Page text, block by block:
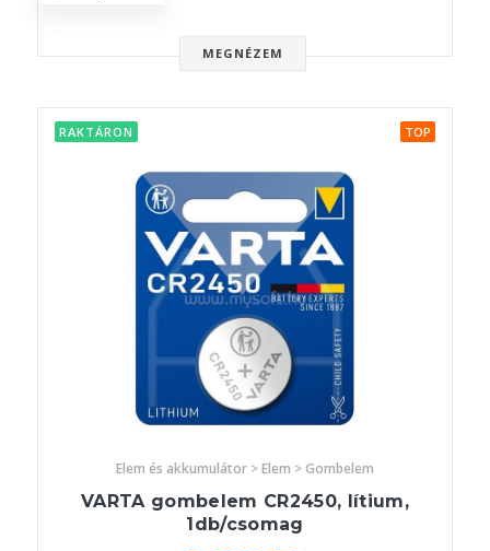
MEGNÉZEM
RAKTÁRON TOP
Elem és akkumulátor > Elem > Gombelem
VARTA gombelem CR2450, lítium,
1db/csomag